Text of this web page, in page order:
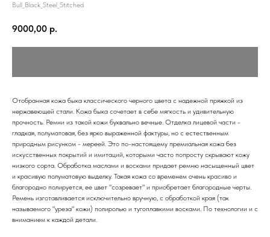
Bull_Black_Steel_Stitched
9000,00 р.
Отобранная кожа быка классического черного цвета с надежной пряжкой из
нержавеющей стали. Кожа быка сочетает в себе мягкость и удивительную
прочность. Ремни из такой кожи буквально вечные. Отделка лицевой части -
гладкая, полуматовая, без ярко выраженной фактуры, но с естественным
природным рисунком - мереей. Это по-настоящему премиальная кожа без
искусственных покрытий и имитаций, которыми часто попросту скрывают кожу
низкого сорта. Обработка маслами и восками придает ремню насыщенный цвет
и красивую полуматовую выделку. Такая кожа со временем очень красиво и
благородно полируется, ее цвет "созревает" и приобретает благородные черты.
Ремень изготавливается исключительно вручную, с обработкой края (так
называемого "уреза" кожи) полиролью и тугоплавкими восками. По технологии и с
вниманием к каждой детали.